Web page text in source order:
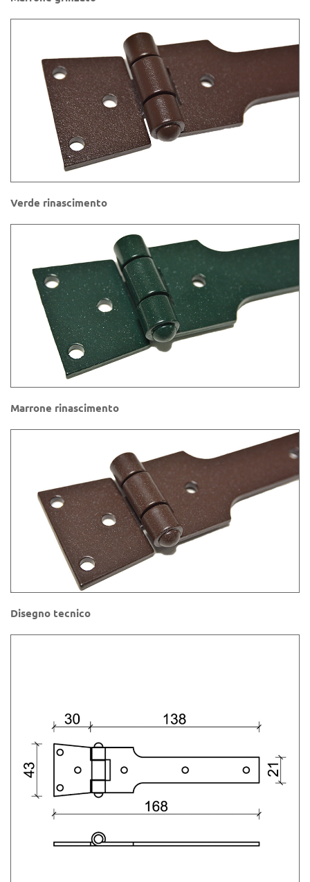
Verde rinascimento
Marrone rinascimento
Disegno tecnico